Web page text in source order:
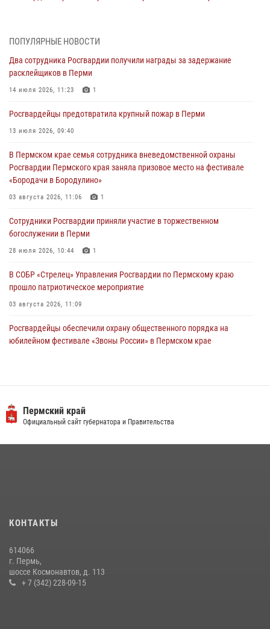
юных спортсменов
03 августа 2026, 10:59
30 июля 2026, 05:19
богослужении в Перми
28 июля 2026, 10:44
Росгвардейцы оказали силовую поддержку при задержании
28 июля 2026, 06:15
ПОПУЛЯРНЫЕ НОВОСТИ
Два сотрудника Росгвардии получили награды за задержание
расклейщиков в Перми
14 июля 2026, 11:23 1
Росгвардейцы предотвратила крупный пожар в Перми
13 июля 2026, 09:40
В Пермском крае семья сотрудника вневедомственной охраны
Росгвардии Пермского края заняла призовое место на фестивале
«Бородачи в Бородулино»
03 августа 2026, 11:06 1
Сотрудники Росгвардии приняли участие в торжественном
богослужении в Перми
28 июля 2026, 10:44 1
В СОБР «Стрелец» Управления Росгвардии по Пермскому краю
прошло патриотическое мероприятие
03 августа 2026, 11:09
Росгвардейцы обеспечили охрану общественного порядка на
юбилейном фестивале «Звоны России» в Пермском крае
ветеринарно-санитарной службы с годовщиной образования
13 июля 2026, 10:43
30 июля 2026, 05:19
17 июля 2026, 10:34
Пермский край
Официальный сайт губернатора и Правительства
КОНТАКТЫ
614066
г. Пермь,
шоссе Космонавтов, д. 113
+ 7 (342) 228-09-15